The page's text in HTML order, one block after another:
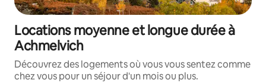
Locations moyenne et longue durée à
Achmelvich
Découvrez des logements où vous vous sentez comme
chez vous pour un séjour d'un mois ou plus.